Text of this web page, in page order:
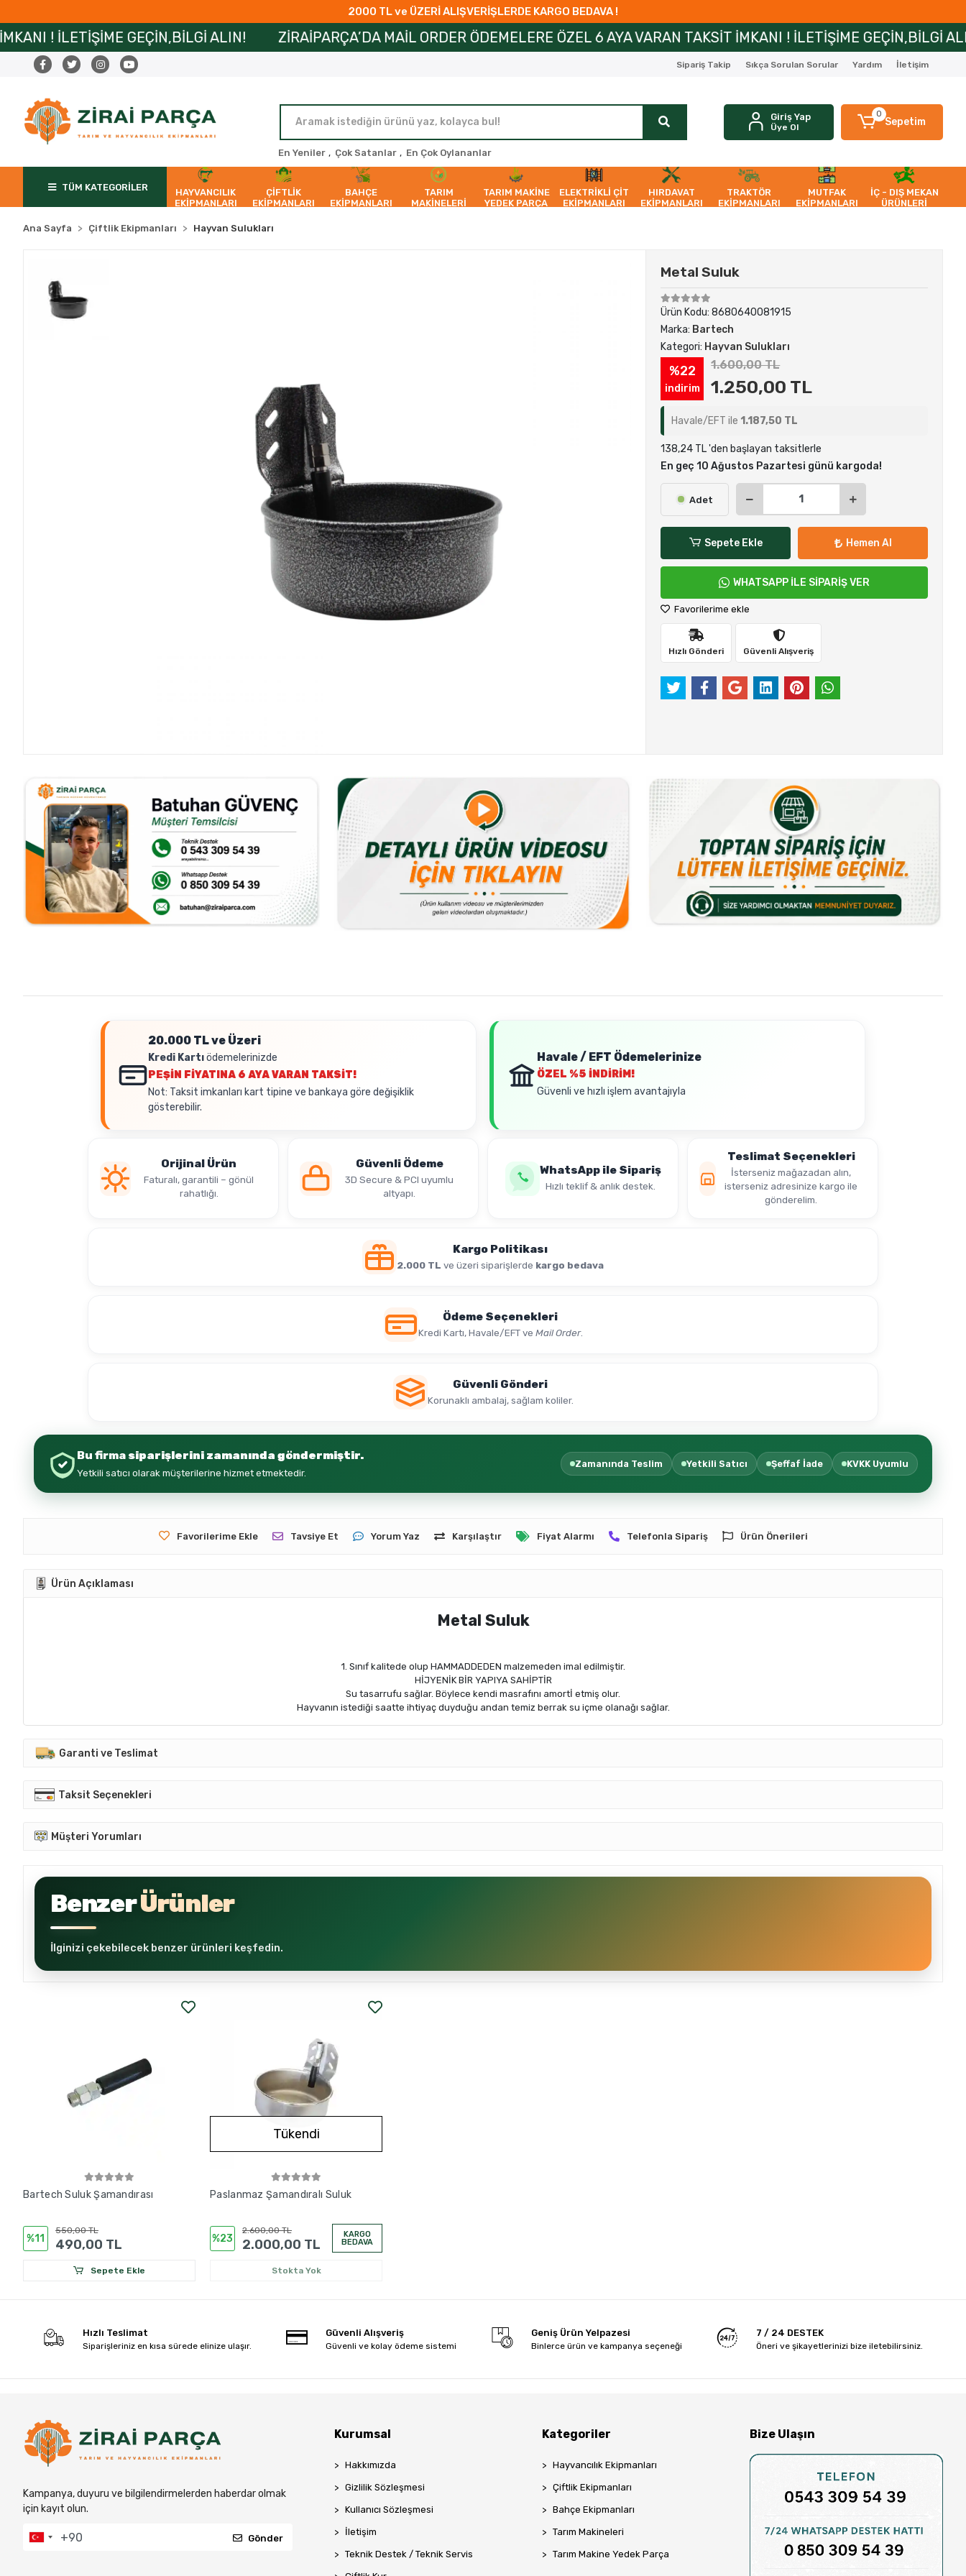
2000 TL ve ÜZERİ ALIŞVERİŞLERDE KARGO BEDAVA !
GEÇİN,BİLGİ ALIN! ZİRAİPARÇA’DA MAİL ORDER ÖDEMELERE ÖZEL 6 AYA VARAN TAKSİT İMKANI ! İLETİŞİME GEÇİN,BİLGİ ALIN!
Sipariş Takip Sıkça Sorulan Sorular Yardım İletişim
En Yeniler , Çok Satanlar , En Çok Oylananlar
Giriş Yap
Üye Ol
0
Sepetim
TÜM KATEGORİLER
HAYVANCILIK
EKİPMANLARI
ÇİFTLİK
EKİPMANLARI
BAHÇE
EKİPMANLARI
TARIM
MAKİNELERİ
TARIM MAKİNE
YEDEK PARÇA
ELEKTRİKLİ ÇİT
EKİPMANLARI
HIRDAVAT
EKİPMANLARI
TRAKTÖR
EKİPMANLARI
MUTFAK
EKİPMANLARI
İÇ - DIŞ MEKAN
ÜRÜNLERİ
Ana Sayfa Çiftlik Ekipmanları Hayvan Sulukları
Metal Suluk
Ürün Kodu:8680640081915
Marka: Bartech
Kategori: Hayvan Sulukları
%22
indirim
1.600,00 TL
1.250,00 TL
Havale/EFT ile 1.187,50 TL
138,24 TL 'den başlayan taksitlerle
En geç 10 Ağustos Pazartesi günü kargoda!
Adet
Sepete Ekle Hemen Al
WHATSAPP İLE SİPARİŞ VER
Favorilerime ekle
Hızlı Gönderi Güvenli Alışveriş
20.000 TL ve Üzeri
Kredi Kartıödemelerinizde
PEŞİN FİYATINA 6 AYA VARAN TAKSİT!
Not: Taksit imkanları kart tipine ve bankaya göre değişiklik
gösterebilir.
Havale / EFT Ödemelerinize
ÖZEL %5 İNDİRİM!
Güvenli ve hızlı işlem avantajıyla
Orijinal Ürün
Faturalı, garantili – gönül
rahatlığı.
Güvenli Ödeme
3D Secure & PCI uyumlu
altyapı.
WhatsApp ile Sipariş
Hızlı teklif & anlık destek.
Teslimat Seçenekleri
İsterseniz mağazadan alın,
isterseniz adresinize kargo ile
gönderelim.
Kargo Politikası
2.000 TL ve üzeri siparişlerde kargo bedava
Ödeme Seçenekleri
Kredi Kartı, Havale/EFT ve Mail Order.
Güvenli Gönderi
Korunaklı ambalaj, sağlam koliler.
Bu firma siparişlerini zamanında göndermiştir.
Yetkili satıcı olarak müşterilerine hizmet etmektedir.
Zamanında Teslim Yetkili Satıcı Şeffaf İade KVKK Uyumlu
Favorilerime Ekle Tavsiye Et Yorum Yaz Karşılaştır Fiyat Alarmı Telefonla Sipariş Ürün Önerileri
Ürün Açıklaması
Metal Suluk
1. Sınıf kalitede olup HAMMADDEDEN malzemeden imal edilmiştir.
HİJYENİK BİR YAPIYA SAHİPTİR
Su tasarrufu sağlar. Böylece kendi masrafını amortİ etmiş olur.
Hayvanın istediği saatte ihtiyaç duyduğu andan temiz berrak su içme olanağı sağlar.
Garanti ve Teslimat
Taksit Seçenekleri
Müşteri Yorumları
BenzerÜrünler
İlginizi çekebilecek benzer ürünleri keşfedin.
Bartech Suluk Şamandırası
%11
550,00 TL
490,00 TL
Sepete Ekle
Tükendi
Paslanmaz Şamandıralı Suluk
%23
2.600,00 TL
2.000,00 TL
KARGO
BEDAVA
Stokta Yok
Hızlı Teslimat
Siparişleriniz en kısa sürede elinize ulaşır.
Güvenli Alışveriş
Güvenli ve kolay ödeme sistemi
Geniş Ürün Yelpazesi
Binlerce ürün ve kampanya seçeneği
7 / 24 DESTEK
Öneri ve şikayetlerinizi bize iletebilirsiniz.
Kampanya, duyuru ve bilgilendirmelerden haberdar olmak
için kayıt olun.
Gönder
Kurumsal
Hakkımızda
Gizlilik Sözleşmesi
Kullanıcı Sözleşmesi
İletişim
Teknik Destek / Teknik Servis
Kategoriler
Hayvancılık Ekipmanları
Çiftlik Ekipmanları
Bahçe Ekipmanları
Tarım Makineleri
Tarım Makine Yedek Parça
Bize Ulaşın